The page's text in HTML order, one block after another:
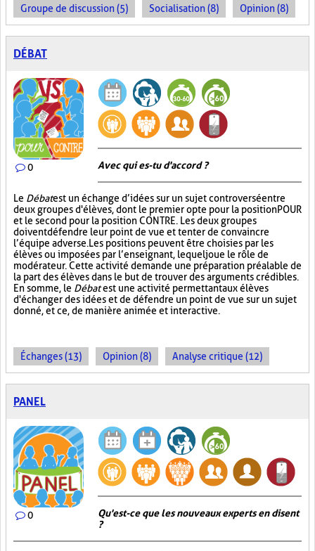
Groupe de discussion (5) Socialisation (8) Opinion (8)
DÉBAT
0 Avec qui es-tu d'accord ?
Le Débatest un échange d’idées sur un sujet controversé entre
deux groupes d'élèves, dont le premier opte pour la position POUR
et le second pour la position CONTRE. Les deux groupes
doivent défendre leur point de vue et tenter de convaincre
l’équipe adverse. Les positions peuvent être choisies par les
élèves ou imposées par l’enseignant, lequel joue le rôle de
modérateur. Cette activité demande une préparation préalable de
la part des élèves dans le but de trouver des arguments crédibles.
En somme, le Débatest une activité permettant aux élèves
d'échanger des idées et de défendre un point de vue sur un sujet
donné, et ce, de manière animée et interactive.
Échanges (13) Opinion (8) Analyse critique (12)
PANEL
0
Qu'est-ce que les nouveaux experts en disent
?